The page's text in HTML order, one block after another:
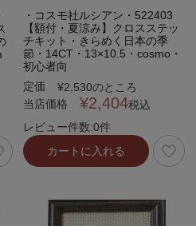
・コスモ社ルシアン・522403
【額付・夏涼み】クロスステッ
チキット・きらめく日本の季
節・14CT・13×10.5・cosmo・
初心者向
定価
¥2,530のところ
当店価格
¥2,404税込
レビュー件数:0件
カートに入れる